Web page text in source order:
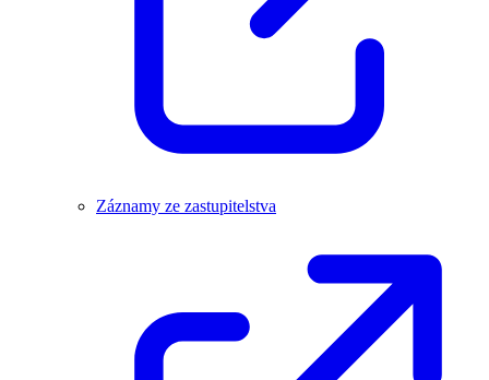
Záznamy ze zastupitelstva